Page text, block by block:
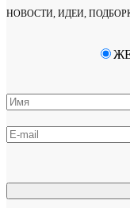
НОВОСТИ, ИДЕИ,